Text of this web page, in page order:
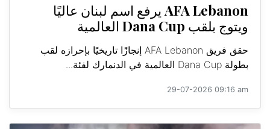
AFA Lebanon يرفع اسم لبنان عاليًا
ويتوج بلقب Dana Cup العالمية
حقق فريق AFA Lebanon إنجازًا تاريخيًا بإحرازه لقب
بطولة Dana Cup العالمية في الدنمارك لفئة...
29-07-2026 09:16 am